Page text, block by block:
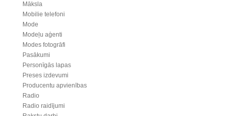
Māksla
Mobilie telefoni
Mode
Modeļu aģenti
Modes fotogrāfi
Pasākumi
Personīgās lapas
Preses izdevumi
Producentu apvienības
Radio
Radio raidījumi